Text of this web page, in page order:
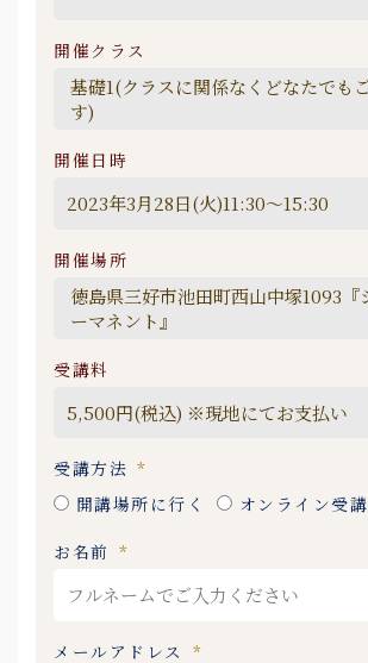
開催クラス
開催日時
開催場所
受講料
受講方法
開講場所に行く
オンライン受講
お名前
メールアドレス